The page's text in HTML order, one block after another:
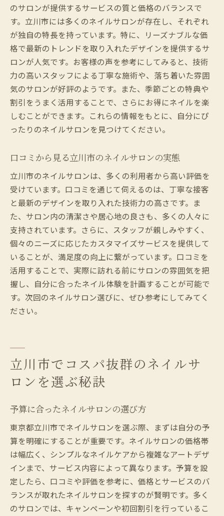
立川市で美しさと安さを両立するネイルサロン
の選び方
コスパ良し！立川市のネイルサロン選びの
コツ
美しさを保ちながらコストを抑える方法
立川市でお得に美を追求するネイルサロン
価格と質のバランスが取れたサロンを探す
立川市のおすすめサロンで賢く選ぶ方法
のサロンが提供するサービスの質と価格のバランスで
す。立川市には多くのネイルサロンが存在し、それぞれ
が独自の特長を持っています。特に、リーズナブルな価
格で最新のトレンドを取り入れたデザインを提供するサ
ロンが人気です。お客様の声を参考にしてみると、技術
力の高いスタッフによる丁寧な施術や、落ち着いた雰囲
気のサロンが好評のようです。また、季節ごとの特典や
割引をうまく活用することで、さらにお得にネイルを楽
しむことができます。これらの情報をもとに、自分にぴ
ったりのネイルサロンを見つけてください。
口コミから見る立川市のネイルサロンの実態
立川市のネイルサロンは、多くの利用者から高い評価を
受けています。口コミを通じて伺えるのは、丁寧な接客
と最新のデザインを取り入れた技術力の高さです。ま
た、サロン内の清潔さや居心地の良さも、多くの人々に
支持されています。さらに、スタッフが親しみやすく、
個々のニーズに応じたカスタマイズサービスを提供して
いることが、満足度の向上に繋がっています。口コミを
活用することで、実際に訪れる前にサロンの雰囲気を把
握し、自分に合ったネイル体験を計画することが可能で
す。次回のネイルサロン選びに、ぜひ参考にしてみてく
ださい。
立川市でコスパ抜群のネイルサ
ロンを選ぶ秘訣
予算に合ったネイルサロンの選び方
東京都立川市でネイルサロンを選ぶ際、まずは自分の予
算を明確にすることが重要です。ネイルサロンの価格帯
は幅広く、シンプルなネイルケアから複雑なアートデザ
インまで、サービス内容によって異なります。予算を設
定したら、口コミや評価を参考に、価格とサービスのバ
ランスが取れたネイルサロンを探すのが賢明です。多く
のサロンでは、キャンペーンや初回割引を行っているこ